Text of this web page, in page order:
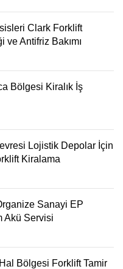
Clark Forklift
ve Antifriz Bakımı
Bölgesi Kiralık İş
Lojistik Depolar İçin
Kiralama
Sanayi EP
Akü Servisi
Bölgesi Forklift Tamir